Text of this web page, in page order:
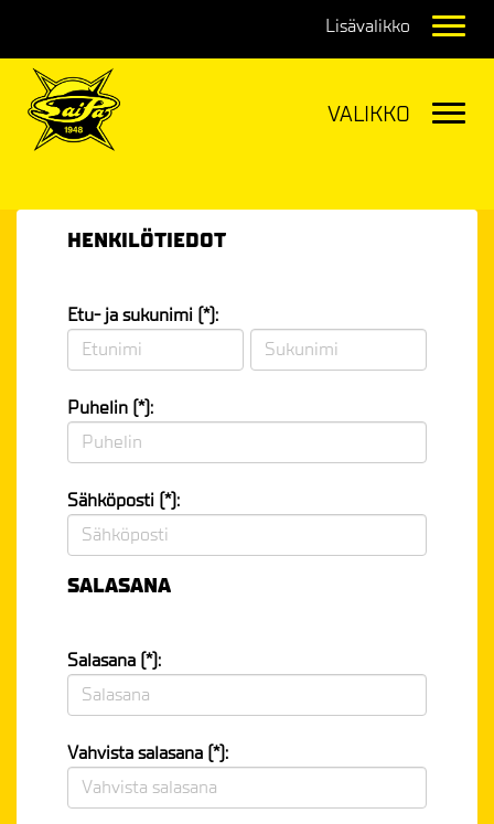
HENKILÖTIEDOT
Etu- ja sukunimi (*):
Puhelin (*):
Sähköposti (*):
SALASANA
Salasana (*):
Vahvista salasana (*):